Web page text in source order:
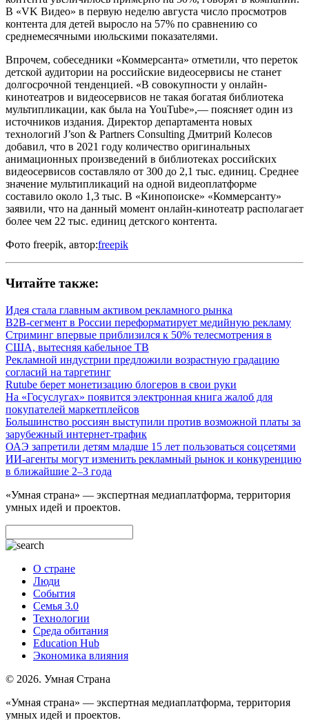
В «VK Видео» в первую неделю августа число просмотров
контента для детей выросло на 57% по сравнению со
среднемесячными июльскими показателями.
Впрочем, собеседники «Коммерсанта» отметили, что переток
детской аудитории на российские видеосервисы не станет
долгосрочной тенденцией. «В совокупности у онлайн-
кинотеатров и видеосервисов не такая богатая библиотека
мультипликации, как была на YouTube»,— поясняет один из
источников издания. Директор департамента новых
технологий J’son & Partners Consulting Дмитрий Колесов
добавил, что в 2021 году количество оригинальных
анимационных произведений в библиотеках российских
видеосервисов составляло от 300 до 2,1 тыс. единиц. Среднее
значение мультипликаций на одной видеоплатформе
составило около 1,3 тыс. В «Кинопоиске» «Коммерсанту»
заявили, что на данный момент онлайн-кинотеатр располагает
более чем 22 тыс. единиц детского контента.
Фото freepik, автор:freepik
Читайте также:
Идея стала главным активом рекламного рынка
B2B-сегмент в России переформатирует медийную рекламу
Стриминг впервые приблизился к 50% телесмотрения в
США, вытесняя кабельное ТВ
Рекламной индустрии предложили возрастную градацию
согласий на таргетинг
Rutube берет монетизацию блогеров в свои руки
На «Госуслугах» появится электронная книга жалоб для
покупателей маркетплейсов
Большинство россиян выступили против возможной платы за
зарубежный интернет-трафик
ОАЭ запретили детям младше 15 лет пользоваться соцсетями
ИИ-агенты могут изменить рекламный рынок и конкуренцию
в ближайшие 2–3 года
«Умная страна» — экспертная медиаплатформа, территория
умных идей и проектов.
О стране
Люди
События
Семья 3.0
Технологии
Среда обитания
Education Hub
Экономика влияния
© 2026. Умная Страна
«Умная страна» — экспертная медиаплатформа, территория
умных идей и проектов.